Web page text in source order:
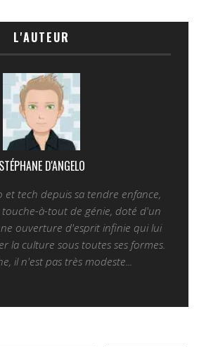
L'AUTEUR
STÉPHANE D'ANGELO
et tech depuis sa tendre enfance,
à-tout de génie, doté d'un
ouverture d'esprit infinie qui lui
la culture sous toutes ses formes.
il n'est pas très modeste...